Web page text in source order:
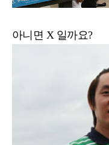
아니면 X 일까요?